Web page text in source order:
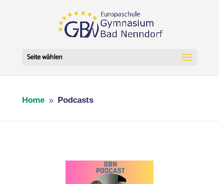
Seite wählen
Home 9 Podcasts